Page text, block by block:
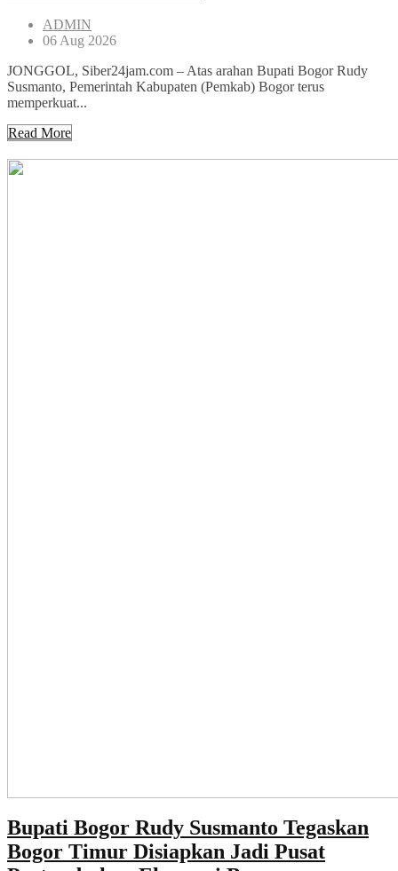
ADMIN
06 Aug 2026
JONGGOL, Siber24jam.com – Atas arahan Bupati Bogor Rudy
Susmanto, Pemerintah Kabupaten (Pemkab) Bogor terus
memperkuat...
Read More
Bupati Bogor Rudy Susmanto Tegaskan
Bogor Timur Disiapkan Jadi Pusat